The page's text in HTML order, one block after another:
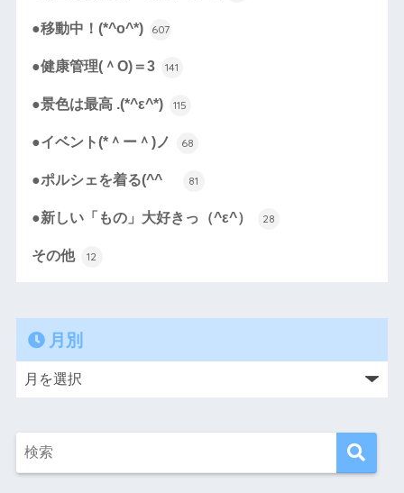
●移動中！(*^o^*) 607
●健康管理(＾O)＝3 141
●景色は最高 .(*^ε^*) 115
●イベント(*＾ー＾)ノ 68
●ポルシェを着る(^^ゞ 81
●新しい「もの」大好きっ（^ε^） 28
その他 12
月別